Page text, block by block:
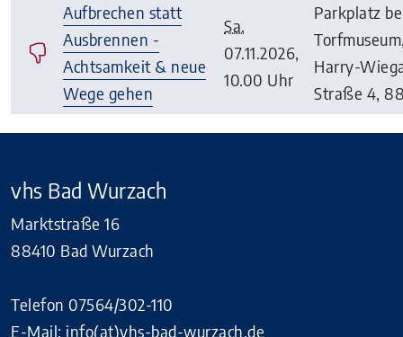
Aufbrechen statt
Ausbrennen -
Achtsamkeit & neue
Wege gehen
Sa.
07.11.2026,
10.00 Uhr
Parkplatz
Harry-
Straße 4,
vhs Bad Wurzach
Marktstraße 16
88410 Bad Wurzach
Telefon 07564/302-110
E-Mail: info(at)vhs-bad-wurzach.de